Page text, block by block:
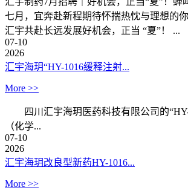
七月，宜奔赴新程期待怀揣热忱与理想的
汇宇共赴长远发展好机会，正当 “夏”！ ...
07-10
2026
汇宇海玥“HY-1016缓释注射...
More >>
四川汇宇海玥医药科技有限公司的“HY-
（化学...
07-10
2026
汇宇海玥改良型新药HY-1016...
More >>